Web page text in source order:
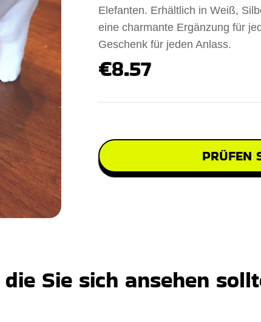
Elefanten. Erhältlich in Weiß,
eine charmante Ergänzung für
Geschenk für jeden Anlass.
€8.57
PRÜFEN
Sie sich ansehen